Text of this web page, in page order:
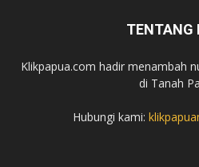
TENTANG
Klikpapua.com hadir menambah
di Tanah
Hubungi kami: